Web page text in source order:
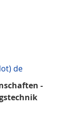
de
-